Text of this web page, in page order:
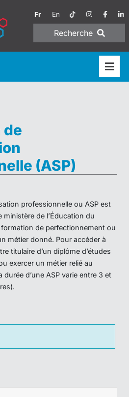
Fr En
Recherche
(ASP)
professionnelle ou ASP est
ministère de l’Éducation du
formation de perfectionnement ou
métier donné. Pour accéder à
titulaire d’un diplôme d’études
exercer un métier relié au
durée d’une ASP varie entre 3 et